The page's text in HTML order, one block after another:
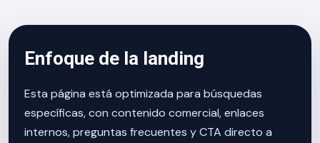
Enfoque de la landing
Esta página está optimizada para búsquedas
específicas, con contenido comercial, enlaces
internos, preguntas frecuentes y CTA directo a